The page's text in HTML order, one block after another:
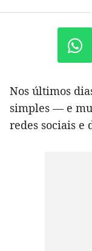
Nos últimos
simples — e
redes sociais e